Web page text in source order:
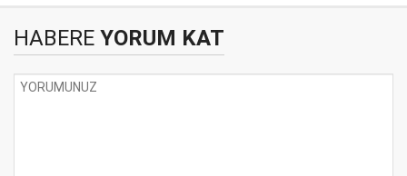
HABERE YORUM KAT